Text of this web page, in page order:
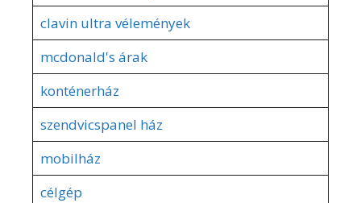
clavin ultra vélemények
mcdonald's árak
konténerház
szendvicspanel ház
mobilház
célgép